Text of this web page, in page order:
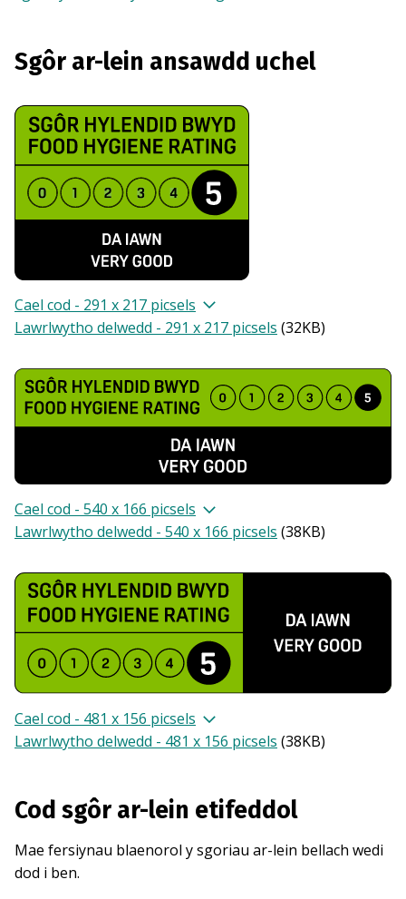
Sgôr ar-lein ansawdd uchel
Cael cod - 291 x 217 picsels
Lawrlwytho delwedd - 291 x 217 picsels (32KB)
Cael cod - 540 x 166 picsels
Lawrlwytho delwedd - 540 x 166 picsels (38KB)
Cael cod - 481 x 156 picsels
Lawrlwytho delwedd - 481 x 156 picsels (38KB)
Cod sgôr ar-lein etifeddol
Mae fersiynau blaenorol y sgoriau ar-lein bellach wedi
dod i ben.